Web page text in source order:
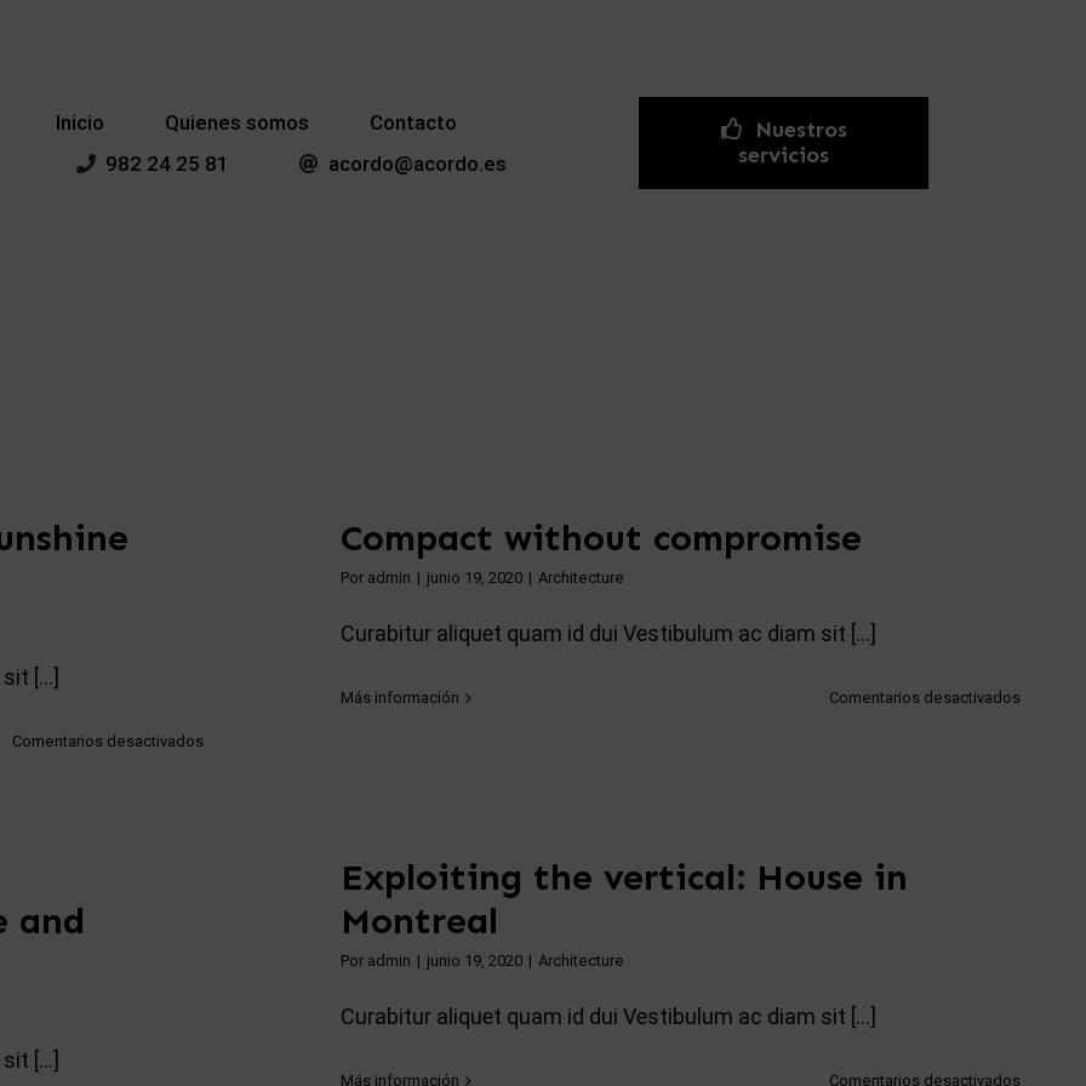
Inicio Quienes somos
Contacto
982 24 25 81
acordo@acordo.es
Nuestros
servicios
[...]
Comentarios desactivadosen
Compact without compromise
Por admin | junio 19, 2020 | Architecture
Curabitur aliquet quam id dui Vestibulum ac diam sit [...]
Más información Comentarios desactivadosen
Exploiting the vertical: House in
Montreal
Por admin | junio 19, 2020 | Architecture
Curabitur aliquet quam id dui Vestibulum ac diam sit [...]
Más información Comentarios desactivadosen
and
[...]